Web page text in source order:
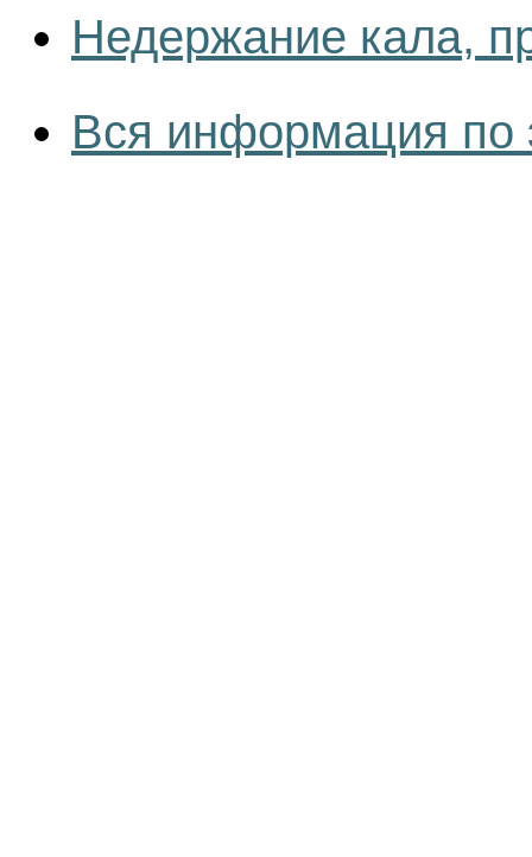
Недержание кала,
Вся информация по